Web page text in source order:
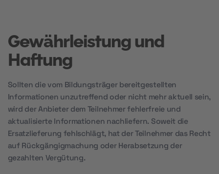
Gewährleistung und
Haftung
Sollten die vom Bildungsträger bereitgestellten
Informationen unzutreffend oder nicht mehr aktuell sein,
wird der Anbieter dem Teilnehmer fehlerfreie und
aktualisierte Informationen nachliefern. Soweit die
Ersatzlieferung fehlschlägt, hat der Teilnehmer das Recht
auf Rückgängigmachung oder Herabsetzung der
gezahlten Vergütung.